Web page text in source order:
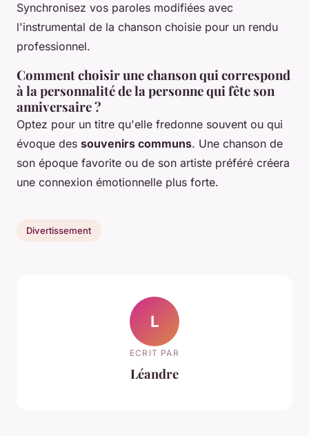
Synchronisez vos paroles modifiées avec
l'instrumental de la chanson choisie pour un rendu
professionnel.
Comment choisir une chanson qui correspond
à la personnalité de la personne qui fête son
anniversaire ?
Optez pour un titre qu'elle fredonne souvent ou qui
évoque des souvenirs communs. Une chanson de
son époque favorite ou de son artiste préféré créera
une connexion émotionnelle plus forte.
Divertissement
L
ECRIT PAR
Léandre